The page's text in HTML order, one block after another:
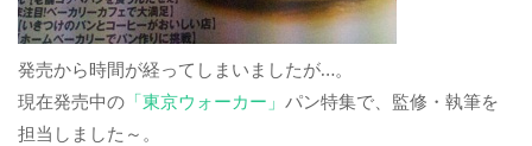
発売から時間が経ってしまいましたが…。
現在発売中の 「東京ウォーカー」 パン特集で、監修・執筆を
担当しました～。